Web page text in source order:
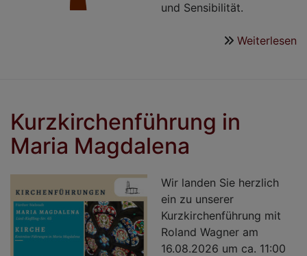
und Sensibilität.
Weiterlesen
Kurzkirchenführung in
Maria Magdalena
Wir landen Sie herzlich
ein zu unserer
Kurzkirchenführung mit
Roland Wagner am
16.08.2026 um ca. 11:00